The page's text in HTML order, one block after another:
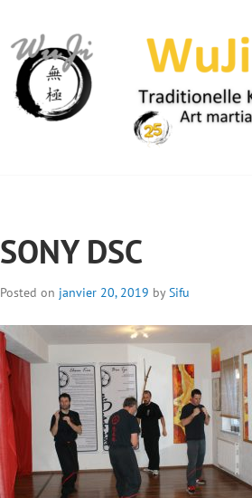
SONY DSC
Posted on janvier 20, 2019 bySifu